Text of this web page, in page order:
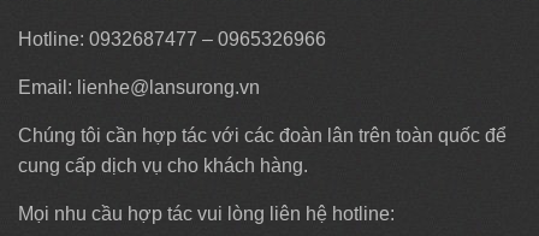
Hotline: 0932687477 – 0965326966
Email: lienhe@lansurong.vn
Chúng tôi cần hợp tác với các đoàn lân trên toàn quốc để
cung cấp dịch vụ cho khách hàng.
Mọi nhu cầu hợp tác vui lòng liên hệ hotline: